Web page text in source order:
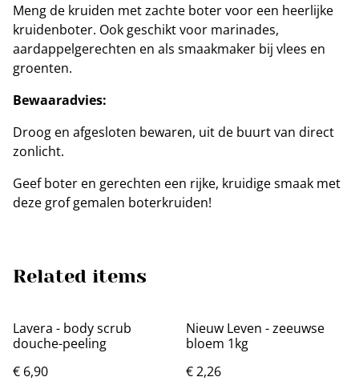
Meng de kruiden met zachte boter voor een heerlijke
kruidenboter. Ook geschikt voor marinades,
aardappelgerechten en als smaakmaker bij vlees en
groenten.
Bewaaradvies:
Droog en afgesloten bewaren, uit de buurt van direct
zonlicht.
Geef boter en gerechten een rijke, kruidige smaak met
deze grof gemalen boterkruiden!
Related items
Lavera - body scrub
douche-peeling
€ 6,90
Nieuw Leven - zeeuwse
bloem 1kg
€ 2,26